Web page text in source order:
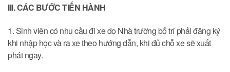
III. CÁC BƯỚC TIẾN HÀNH
1. Sinh viên có nhu cầu đi xe do Nhà trường bố trí phải đăng ký
khi nhập học và ra xe theo hướng dẫn, khi đủ chỗ xe sẽ xuất
phát ngay.